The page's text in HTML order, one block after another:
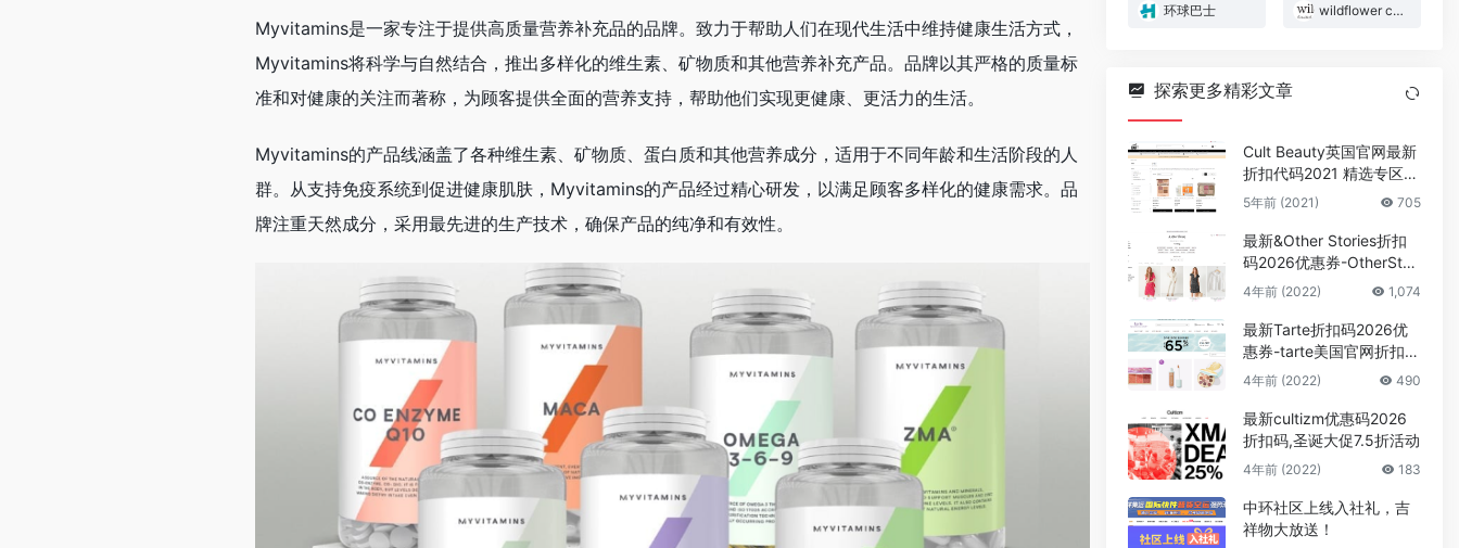
Myvitamins是一家专注于提供高质量营养补充品的品牌。致力于帮助人们在现代生活中维持健康生活方式，
Myvitamins将科学与自然结合，推出多样化的维生素、矿物质和其他营养补充产品。品牌以其严格的质量标
准和对健康的关注而著称，为顾客提供全面的营养支持，帮助他们实现更健康、更活力的生活。
Myvitamins的产品线涵盖了各种维生素、矿物质、蛋白质和其他营养成分，适用于不同年龄和生活阶段的人
群。从支持免疫系统到促进健康肌肤，Myvitamins的产品经过精心研发，以满足顾客多样化的健康需求。品
牌注重天然成分，采用最先进的生产技术，确保产品的纯净和有效性。
环球巴士 wildflower case
探索更多精彩文章
Cult Beauty英国官网最新
折扣代码2021 精选专区低
至7折优惠促销满额免邮中
5年前 (2021) 705
最新&Other Stories折扣
码2026优惠券-OtherStori
es美国官网美衣低至2折
4年前 (2022) 1,074
最新Tarte折扣码2026优
惠券-tarte美国官网折扣区
低至35折+额外8折促销
4年前 (2022) 490
最新cultizm优惠码2026
折扣码,圣诞大促7.5折活动
4年前 (2022) 183
中环社区上线入社礼，吉
祥物大放送！